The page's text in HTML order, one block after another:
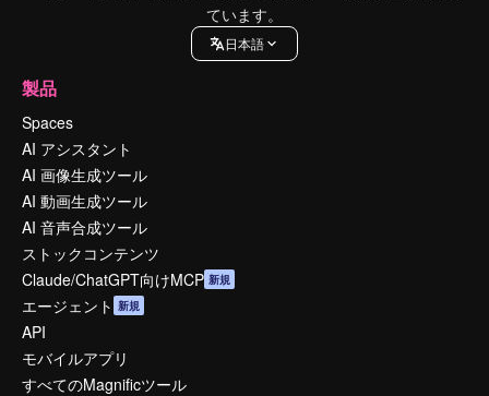
ています。
日本語
製品
Spaces
AI アシスタント
AI 画像生成ツール
AI 動画生成ツール
AI 音声合成ツール
ストックコンテンツ
Claude/ChatGPT向けMCP 新規
エージェント 新規
API
モバイルアプリ
すべてのMagnificツール